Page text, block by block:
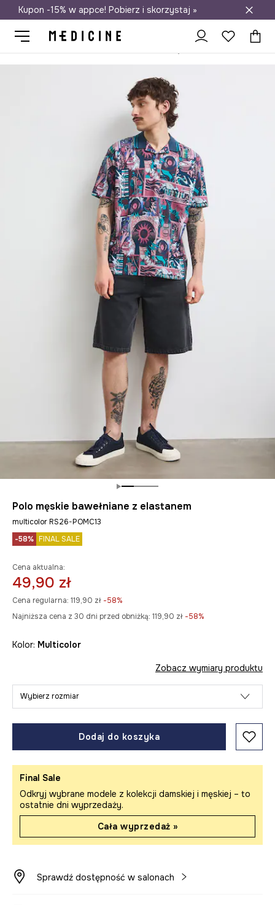
Darmowa dostawa do salonów
Kupon -15% w appce! Pobierz i skorzystaj »
Polo męskie bawełniane z elastanem
multicolor RS26-POMC13
-58% FINAL SALE
Cena aktualna:
49,90 zł
Cena regularna: 119,90 zł -58%
Najniższa cena z 30 dni przed obniżką: 119,90 zł -58%
Kolor: multicolor
Zobacz wymiary produktu
Wybierz rozmiar
Dodaj do koszyka
Final Sale
Odkryj wybrane modele z kolekcji damskiej i męskiej – to
ostatnie dni wyprzedaży.
Cała wyprzedaż »
Sprawdź dostępność w salonach